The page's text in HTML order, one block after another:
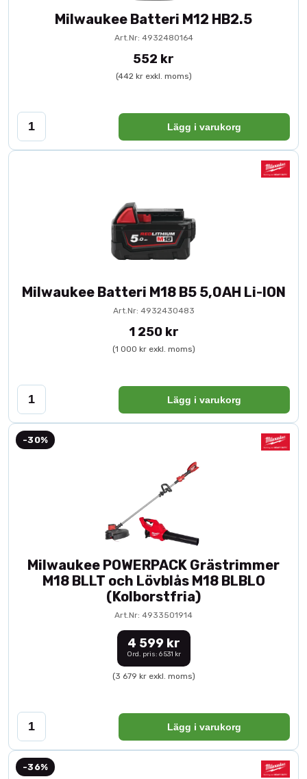
Milwaukee Batteri M12 HB2.5
Art.Nr: 4932480164
552 kr
(442 kr exkl. moms)
Lägg i varukorg
Milwaukee Batteri M18 B5 5,0AH Li-ION
Art.Nr: 4932430483
1 250 kr
(1 000 kr exkl. moms)
Lägg i varukorg
-30%
Milwaukee POWERPACK Grästrimmer
M18 BLLT och Lövblås M18 BLBLO
(Kolborstfria)
Art.Nr: 4933501914
4 599 kr
Ord. pris: 6 531 kr
(3 679 kr exkl. moms)
Lägg i varukorg
-36%